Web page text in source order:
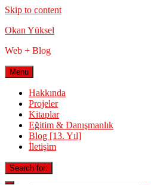
Skip to content
Okan Yüksel
Web + Blog
Menu
Hakkında
Projeler
Kitaplar
Eğitim & Danışmanlık
Blog [13. Yıl]
İletişim
Search for: